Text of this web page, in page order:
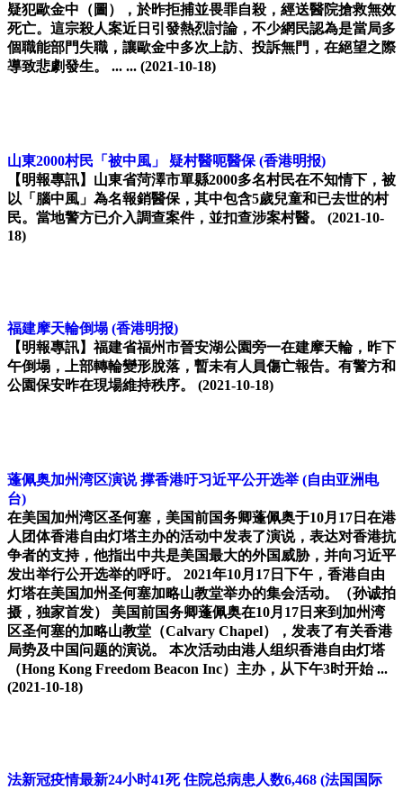
疑犯歐金中（圖），於昨拒捕並畏罪自殺，經送醫院搶救無效
死亡。這宗殺人案近日引發熱烈討論，不少網民認為是當局多
個職能部門失職，讓歐金中多次上訪、投訴無門，在絕望之際
導致悲劇發生。 ... ... (2021-10-18)
山東2000村民「被中風」 疑村醫呃醫保 (香港明报)
【明報專訊】山東省菏澤市單縣2000多名村民在不知情下，被
以「腦中風」為名報銷醫保，其中包含5歲兒童和已去世的村
民。當地警方已介入調查案件，並扣查涉案村醫。
(2021-10-
18)
福建摩天輪倒塌 (香港明报)
【明報專訊】福建省福州市晉安湖公園旁一在建摩天輪，昨下
午倒塌，上部轉輪變形脫落，暫未有人員傷亡報告。有警方和
公園保安昨在現場維持秩序。
(2021-10-18)
蓬佩奥加州湾区演说 撑香港吁习近平公开选举 (自由亚洲电
台)
在美国加州湾区圣何塞，美国前国务卿蓬佩奥于10月17日在港
人团体香港自由灯塔主办的活动中发表了演说，表达对香港抗
争者的支持，他指出中共是美国最大的外国威胁，并向习近平
发出举行公开选举的呼吁。 2021年10月17日下午，香港自由
灯塔在美国加州圣何塞加略山教堂举办的集会活动。（孙诚拍
摄，独家首发） 美国前国务卿蓬佩奥在10月17日来到加州湾
区圣何塞的加略山教堂（Calvary Chapel），发表了有关香港
局势及中国问题的演说。 本次活动由港人组织香港自由灯塔
（Hong Kong Freedom Beacon Inc）主办，从下午3时开始 ...
(2021-10-18)
法新冠疫情最新24小时41死 住院总病患人数6,468 (法国国际